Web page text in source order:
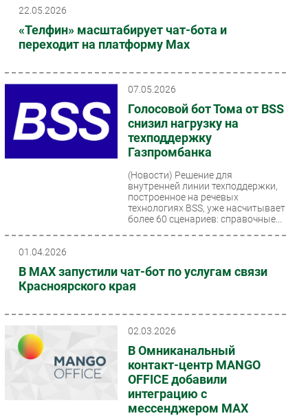
IT класс
Тестовый стенд
Каталог компаний
22.05.2026
«Телфин» масштабирует чат-бота и
переходит на платформу Max
07.05.2026
Голосовой бот Тома от BSS
снизил нагрузку на
техподдержку
Газпромбанка
(Новости) Решение для
внутренней линии техподдержки,
построенное на речевых
технологиях BSS, уже насчитывает
более 60 сценариев: справочные...
01.04.2026
В МАХ запустили чат-бот по услугам связи
Красноярского края
02.03.2026
В Омниканальный
контакт-центр MANGO
OFFICE добавили
интеграцию с
мессенджером MAX